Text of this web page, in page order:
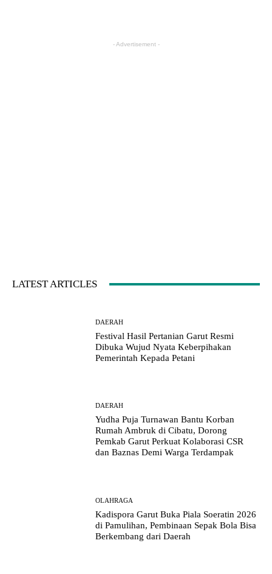
- Advertisement -
LATEST ARTICLES
DAERAH
Festival Hasil Pertanian Garut Resmi
Dibuka Wujud Nyata Keberpihakan
Pemerintah Kepada Petani
DAERAH
Yudha Puja Turnawan Bantu Korban
Rumah Ambruk di Cibatu, Dorong
Pemkab Garut Perkuat Kolaborasi CSR
dan Baznas Demi Warga Terdampak
OLAHRAGA
Kadispora Garut Buka Piala Soeratin 2026
di Pamulihan, Pembinaan Sepak Bola Bisa
Berkembang dari Daerah